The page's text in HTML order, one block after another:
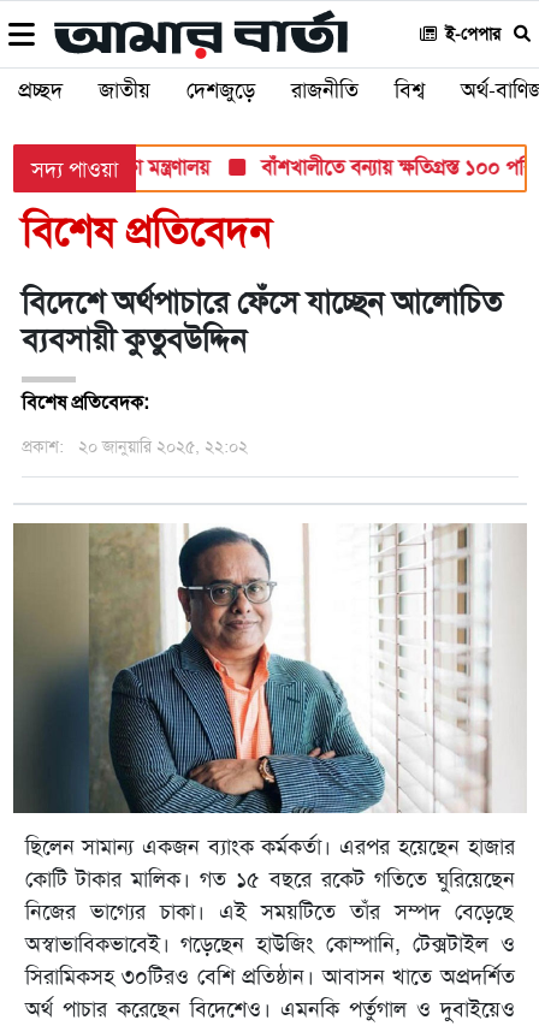
ই-পেপার
প্রচ্ছদ জাতীয় দেশজুড়ে রাজনীতি বিশ্ব অর্থ-
সদ্য পাওয়াশিক্ষা মন্ত্রণালয় বাঁশখালীতে বন্যায় ক্ষতিগ্রস্ত ১০০
বিশেষ প্রতিবেদন
বিদেশে অর্থপাচারে ফেঁসে যাচ্ছেন আলোচিত
ব্যবসায়ী কুতুবউদ্দিন
বিশেষ প্রতিবেদক:
প্রকাশ: ২০ জানুয়ারি ২০২৫, ২২:০২
ছিলেন সামান্য একজন ব্যাংক কর্মকর্তা। এরপর হয়েছেন হাজার
কোটি টাকার মালিক। গত ১৫ বছরে রকেট গতিতে ঘুরিয়েছেন
নিজের ভাগ্যের চাকা। এই সময়টিতে তাঁর সম্পদ বেড়েছে
অস্বাভাবিকভাবেই। গড়েছেন হাউজিং কোম্পানি, টেক্সটাইল ও
সিরামিকসহ ৩০টিরও বেশি প্রতিষ্ঠান। আবাসন খাতে অপ্রদর্শিত
অর্থ পাচার করেছেন বিদেশেও। এমনকি পর্তুগাল ও দুবাইয়েও